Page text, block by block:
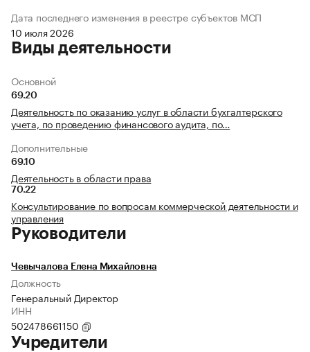
Дата последнего изменения в реестре субъектов МСП
10 июля 2026
Виды деятельности
Основной
69.20
Деятельность по оказанию услуг в области бухгалтерского
учета, по проведению финансового аудита, по…
Дополнительные
69.10
Деятельность в области права
70.22
Консультирование по вопросам коммерческой деятельности и
управления
Руководители
Чевычалова Елена Михайловна
Должность
Генеральный Директор
ИНН
502478661150
Учредители